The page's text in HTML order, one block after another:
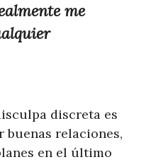
me
discreta es
buenas relaciones,
en el último